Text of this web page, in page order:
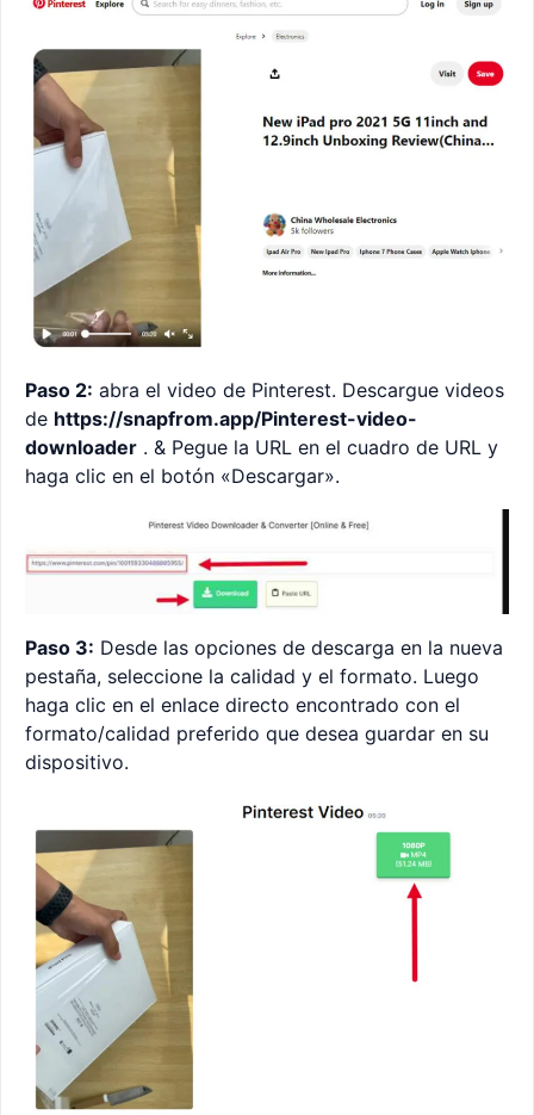
Paso 2: abra el video de Pinterest. Descargue videos
de https://snapfrom.app/Pinterest-video-
downloader . & Pegue la URL en el cuadro de URL y
haga clic en el botón «Descargar».
Paso 3: Desde las opciones de descarga en la nueva
pestaña, seleccione la calidad y el formato. Luego
haga clic en el enlace directo encontrado con el
formato/calidad preferido que desea guardar en su
dispositivo.